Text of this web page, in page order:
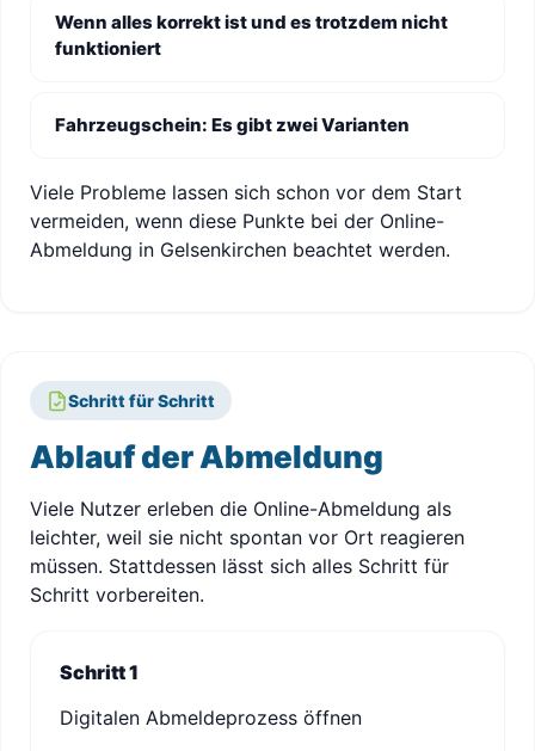
Wenn alles korrekt ist und es trotzdem nicht
funktioniert
Fahrzeugschein: Es gibt zwei Varianten
Viele Probleme lassen sich schon vor dem Start
vermeiden, wenn diese Punkte bei der Online-
Abmeldung in Gelsenkirchen beachtet werden.
Schritt für Schritt
Ablauf der Abmeldung
Viele Nutzer erleben die Online-Abmeldung als
leichter, weil sie nicht spontan vor Ort reagieren
müssen. Stattdessen lässt sich alles Schritt für
Schritt vorbereiten.
Schritt 1
Digitalen Abmeldeprozess öffnen